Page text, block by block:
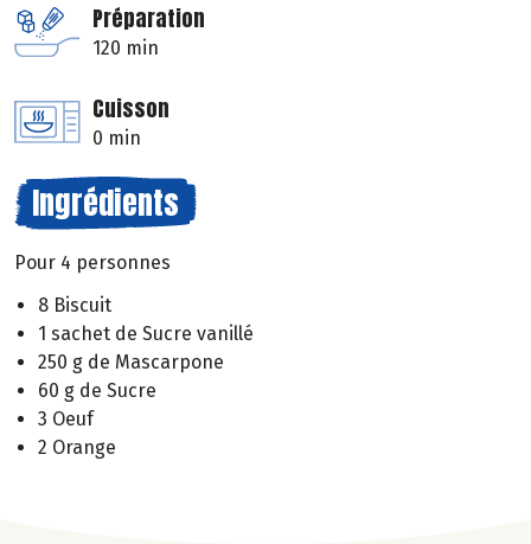
Préparation
120 min
Cuisson
0 min
Ingrédients
Pour 4 personnes
8 Biscuit
1 sachet de Sucre vanillé
250 g de Mascarpone
60 g de Sucre
3 Oeuf
2 Orange